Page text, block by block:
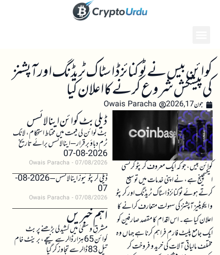
کوائن بیس نے ٹوکنائزڈ اسٹاک ٹریڈنگ اور آپشنز
کی پیشکش شروع کرنے کا اعلان کیا
جون 17, 2026 Owais Paracha
کوائن بیس، جو کہ ایک معروف کرپٹو کرنسی
ایکسچینج ہے، نے اپنی خدمات میں توسیع
کرتے ہوئے ٹوکنائزڈ اسٹاک ٹریڈنگ اور کرپٹو
و ایکویٹیز آپشنز کی سہولت متعارف کرانے کا
اعلان کیا ہے۔ اس اقدام کا مقصد صارفین کو
ایک جامع پلیٹ فارم فراہم کرنا ہے جہاں وہ
مختلف مالیاتی آلات کی خرید و فروخت کر
ڈیلی بٹ کوائن اینالائسس
بٹ کوائن کی قیمت میں محتاط استحکام، لانگ
ٹرم دباؤ برقرار – اینالائسس برائے تاریخ
2026-08-07
Owais Paracha 07/08/2026
ڈیلی کرپٹو نیوز اینالائسس – 2026-08-
07
Owais Paracha 07/08/2026
اہم خبریں
مشرقِ وسطیٰ میں کشیدگی بڑھنے پر بٹ
کوائن 65 ہزار ڈالر سے نیچے، برینٹ خام
تیل 83 ڈالر سے تجاوز کر گیا